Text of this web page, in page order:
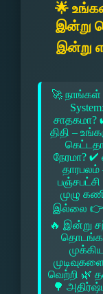
🌟
இன்று
இன்று
🚀 நாங்கள்
சாதகமா?
திதி –
நேரமா? ✔
தாரபலம்
முழு
இல்லை 👉
🔥 இன்று
வெற்றி 🌿
🌳